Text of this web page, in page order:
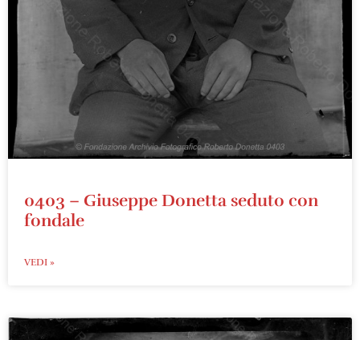
0403 – Giuseppe Donetta seduto con
fondale
VEDI »